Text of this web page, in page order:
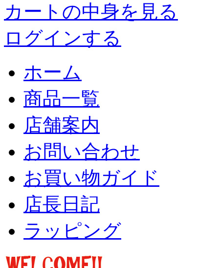
カートの中身を見る
ログインする
ホーム
商品一覧
店舗案内
お問い合わせ
お買い物ガイド
店長日記
ラッピング